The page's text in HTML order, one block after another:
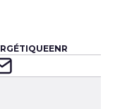
ENR
sursurX
Partager